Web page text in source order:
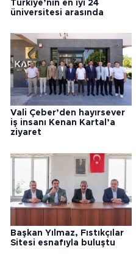
Türkiye’nin en iyi 24
üniversitesi arasında
Vali Çeber’den hayırsever
iş insanı Kenan Kartal’a
ziyaret
Başkan Yılmaz, Fıstıkçılar
Sitesi esnafıyla buluştu